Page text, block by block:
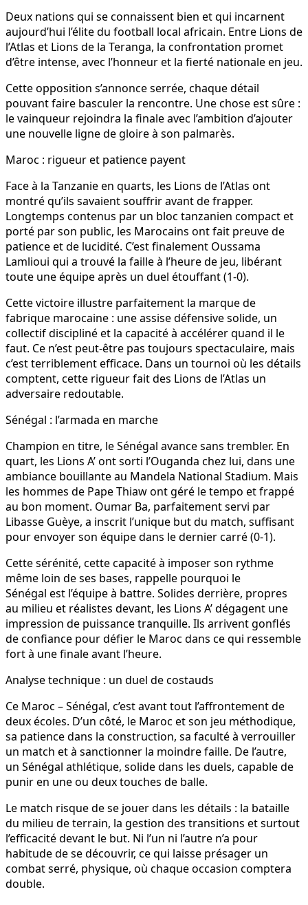
Deux nations qui se connaissent bien et qui incarnent
aujourd’hui l’élite du football local africain. Entre Lions de
l’Atlas et Lions de la Teranga, la confrontation promet
d’être intense, avec l’honneur et la fierté nationale en jeu.
Cette opposition s’annonce serrée, chaque détail
pouvant faire basculer la rencontre. Une chose est sûre :
le vainqueur rejoindra la finale avec l’ambition d’ajouter
une nouvelle ligne de gloire à son palmarès.
Maroc : rigueur et patience payent
Face à la Tanzanie en quarts, les Lions de l’Atlas ont
montré qu’ils savaient souffrir avant de frapper.
Longtemps contenus par un bloc tanzanien compact et
porté par son public, les Marocains ont fait preuve de
patience et de lucidité. C’est finalement Oussama
Lamlioui qui a trouvé la faille à l’heure de jeu, libérant
toute une équipe après un duel étouffant (1-0).
Cette victoire illustre parfaitement la marque de
fabrique marocaine : une assise défensive solide, un
collectif discipliné et la capacité à accélérer quand il le
faut. Ce n’est peut-être pas toujours spectaculaire, mais
c’est terriblement efficace. Dans un tournoi où les détails
comptent, cette rigueur fait des Lions de l’Atlas un
adversaire redoutable.
Sénégal : l’armada en marche
Champion en titre, le Sénégal avance sans trembler. En
quart, les Lions A’ ont sorti l’Ouganda chez lui, dans une
ambiance bouillante au Mandela National Stadium. Mais
les hommes de Pape Thiaw ont géré le tempo et frappé
au bon moment. Oumar Ba, parfaitement servi par
Libasse Guèye, a inscrit l’unique but du match, suffisant
pour envoyer son équipe dans le dernier carré (0-1).
Cette sérénité, cette capacité à imposer son rythme
même loin de ses bases, rappelle pourquoi le
Sénégal est l’équipe à battre. Solides derrière, propres
au milieu et réalistes devant, les Lions A’ dégagent une
impression de puissance tranquille. Ils arrivent gonflés
de confiance pour défier le Maroc dans ce qui ressemble
fort à une finale avant l’heure.
Analyse technique : un duel de costauds
Ce Maroc – Sénégal, c’est avant tout l’affrontement de
deux écoles. D’un côté, le Maroc et son jeu méthodique,
sa patience dans la construction, sa faculté à verrouiller
un match et à sanctionner la moindre faille. De l’autre,
un Sénégal athlétique, solide dans les duels, capable de
punir en une ou deux touches de balle.
Le match risque de se jouer dans les détails : la bataille
du milieu de terrain, la gestion des transitions et surtout
l’efficacité devant le but. Ni l’un ni l’autre n’a pour
habitude de se découvrir, ce qui laisse présager un
combat serré, physique, où chaque occasion comptera
double.